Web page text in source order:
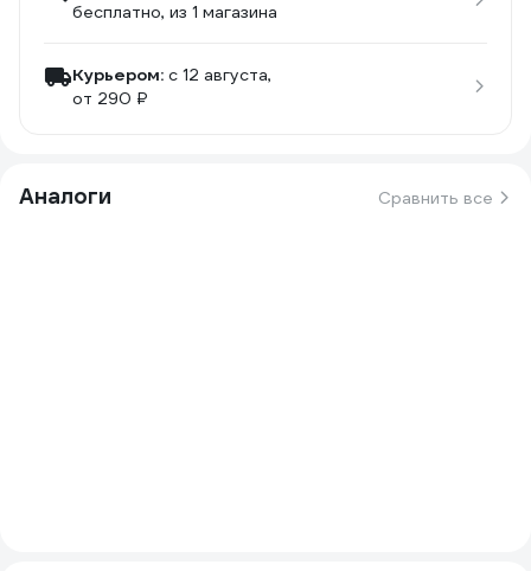
бесплатно, из 1 магазина
Курьером: c 12 августа,
от 290 ₽
Аналоги Сравнить все